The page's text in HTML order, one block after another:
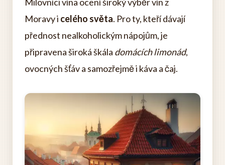
Moravy i celého světa. Pro ty, kteří dávají
přednost nealkoholickým nápojům, je
připravena široká škála domácích limonád,
ovocných šťáv a samozřejmě i káva a čaj.